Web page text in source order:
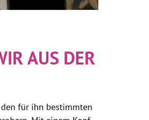
AUS DER
für ihn bestimmten